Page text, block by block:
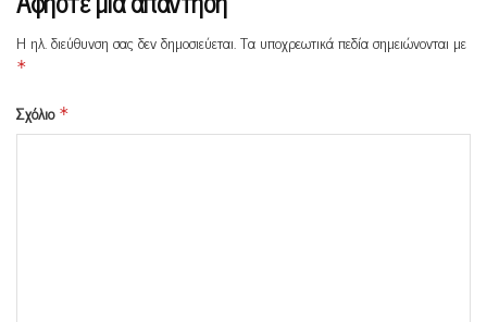
Η ηλ. διεύθυνση σας δεν δημοσιεύεται.Τα υποχρεωτικά πεδία σημειώνονται με
*
Σχόλιο *